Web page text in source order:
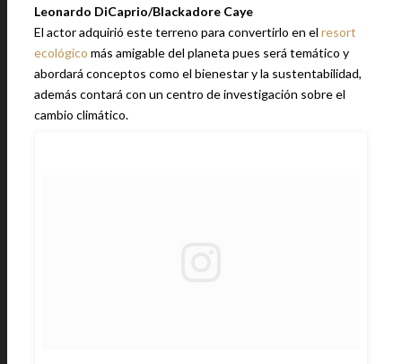
Leonardo DiCaprio/Blackadore Caye
El actor adquirió este terreno para convertirlo en el resort
ecológico más amigable del planeta pues será temático y
abordará conceptos como el bienestar y la sustentabilidad,
además contará con un centro de investigación sobre el
cambio climático.